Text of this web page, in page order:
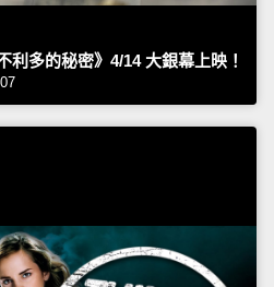
利多的秘密》4/14 大銀幕上映！